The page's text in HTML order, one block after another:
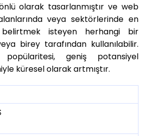
olarak tasarlanmıştır ve web
veya sektörlerinde en
isteyen herhangi bir
birey tarafından kullanılabilir.
popülaritesi, geniş potansiyel
küresel olarak artmıştır.